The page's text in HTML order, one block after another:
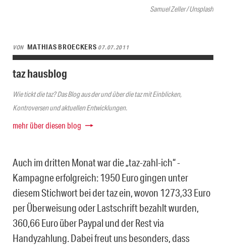
Samuel Zeller / Unsplash
VON MATHIAS BROECKERS 07.07.2011
taz hausblog
Wie tickt die taz? Das Blog aus der und über die taz mit Einblicken,
Kontroversen und aktuellen Entwicklungen.
mehr über diesen blog
Auch im dritten Monat war die „taz-zahl-ich“ -
Kampagne erfolgreich: 1950 Euro gingen unter
diesem Stichwort bei der taz ein, wovon 1273,33 Euro
per Überweisung oder Lastschrift bezahlt wurden,
360,66 Euro über Paypal und der Rest via
Handyzahlung. Dabei freut uns besonders, dass